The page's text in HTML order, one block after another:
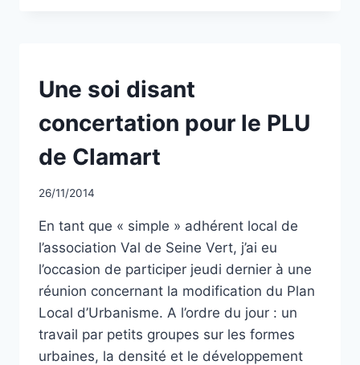
ABSENCE
DE
CONCERTATION
NON
CLASSÉ
Une soi disant
concertation pour le PLU
de Clamart
Par
26/11/2014
En tant que « simple » adhérent local de
l’association Val de Seine Vert, j’ai eu
l’occasion de participer jeudi dernier à une
réunion concernant la modification du Plan
Local d’Urbanisme. A l’ordre du jour : un
travail par petits groupes sur les formes
urbaines, la densité et le développement